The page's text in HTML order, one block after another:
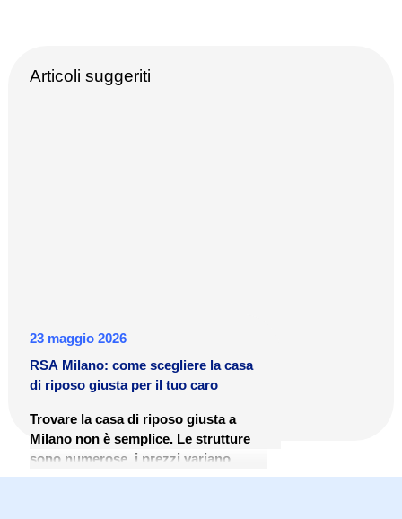
Articoli suggeriti
23 maggio 2026
RSA Milano: come scegliere la casa
di riposo giusta per il tuo caro
Trovare la casa di riposo giusta a
Milano non è semplice. Le strutture
sono numerose, i prezzi variano
molto e il percorso burocratico per